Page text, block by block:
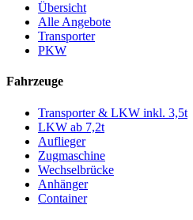
Übersicht
Alle Angebote
Transporter
PKW
Fahrzeuge
Transporter & LKW inkl. 3,5t
LKW ab 7,2t
Auflieger
Zugmaschine
Wechselbrücke
Anhänger
Container